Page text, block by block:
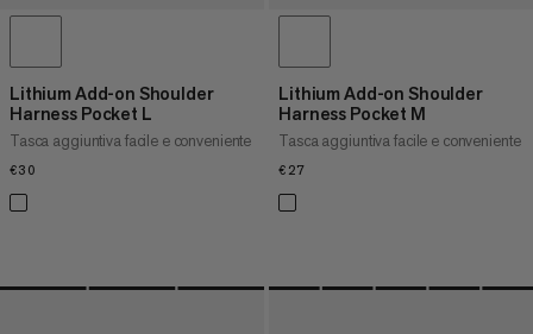
Lithium Add-on Shoulder
Harness Pocket L
Tasca aggiuntiva facile e conveniente
€30
Lithium Add-on Shoulder
Harness Pocket M
Tasca aggiuntiva facile e conveniente
€27